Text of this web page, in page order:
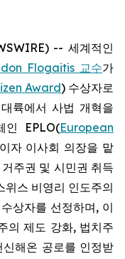
-- 세계적인
Flogaitis 교수가
Award) 수상자로
륙에서 사법 개혁을
인 EPLO(European
자 이사회 의장을 맡
주권 및 시민권 취득
위스 비영리 인도주의
상자를 선정하며, 이
의 제도 강화, 법치주
해온 공로를 인정받